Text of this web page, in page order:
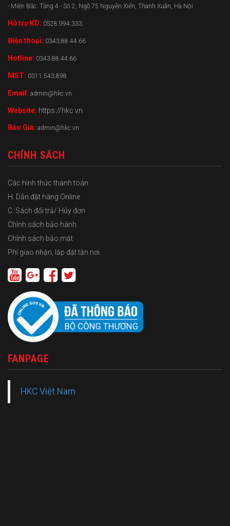
- Miền Bắc: Tầng 4 - Số 2, Ngõ 75 Nguyễn Xiển, Thanh Xuân, Hà Nội
Hỗ trợ KD: 0528.994.333
Điện thoại: 0343.88.44.66
Hotline: 0343.88.44.66
MST: 0311.543.898
Email: admin@hkc.vn
Website: https://hkc.vn
Báo Giá: admin@hkc.vn
CHÍNH SÁCH
Các hình thức thanh toán
H. Dẫn đặt hàng Online
C. Sách đổi trả/ Hủy đơn
Chính sách bảo hành
Chính sách bảo mật
Phí giao nhận, lắp đặt tận nơi.
FANPAGE
HKC Việt Nam